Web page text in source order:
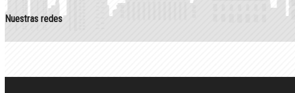
Nuestras redes